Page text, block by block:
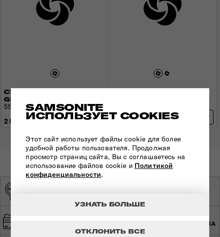
SAMSONITE
ИСПОЛЬЗУЕТ COOKIES
Этот сайт использует файлы cookie для более
удобной работы пользователя. Продолжая
просмотр страниц сайта, Вы с соглашаетесь на
использование файлов cookie и Политикой
конфиденциальности.
ОТКЛОНИТЬ ВСЕ
УЗНАТЬ БОЛЬШЕ
СУМКА ДОРОЖНАЯ
GLOBAL TA
55x30x21 см | 0.5 кг | 34 л
2 520 грн
2 630 грн
БЕСПЛАТНАЯ ДОСТАВКА